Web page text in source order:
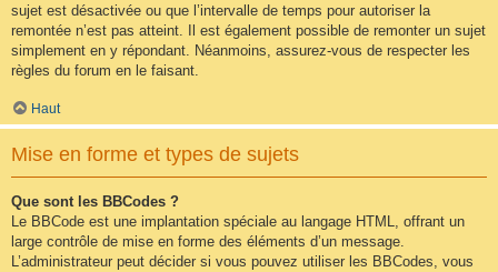
sujet est désactivée ou que l’intervalle de temps pour autoriser la
remontée n’est pas atteint. Il est également possible de remonter un sujet
simplement en y répondant. Néanmoins, assurez-vous de respecter les
règles du forum en le faisant.
Haut
Mise en forme et types de sujets
Que sont les BBCodes ?
Le BBCode est une implantation spéciale au langage HTML, offrant un
large contrôle de mise en forme des éléments d’un message.
L’administrateur peut décider si vous pouvez utiliser les BBCodes, vous